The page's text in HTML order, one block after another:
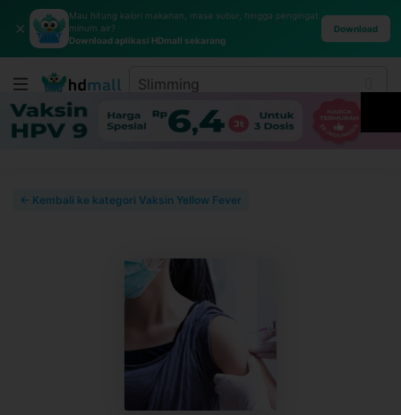
✕
Mau hitung kalori makanan, masa subur, hingga pengingat
minum air?
Download aplikasi HDmall sekarang
Download
← Kembali ke kategori Vaksin Yellow Fever